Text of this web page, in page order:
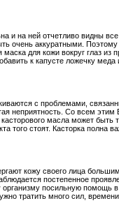
и на ней отчетливо видны
очень аккуратными.
маска для кожи вокруг глаз
к капусте ложечку меда
с проблемами,
неприятность. Со всем
масла может
того стоят. Касторка полна
кожу своего лица
постепенное
организму посильную помощь
тратить много сил,